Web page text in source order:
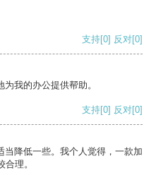
支持[0] 反对[0]
我的办公提供帮助。
支持[0] 反对[0]
降低一些。我个人觉得，一款加
理。